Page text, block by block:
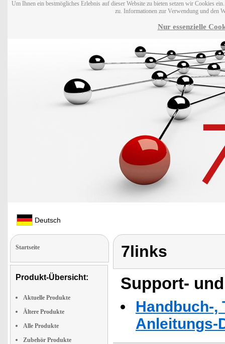
Um Ihnen ein bestmögliches Erlebnis auf dieser Website zu bieten setzen wir Cookies
zu. Informationen zur Verwendung und den
Nur essenzielle
Deutsch
Startseite
Produkt-Übersicht:
Aktuelle Produkte
Ältere Produkte
Alle Produkte
Zubehör Produkte
7links
Support-
Handbuch-,
Anleitungs-